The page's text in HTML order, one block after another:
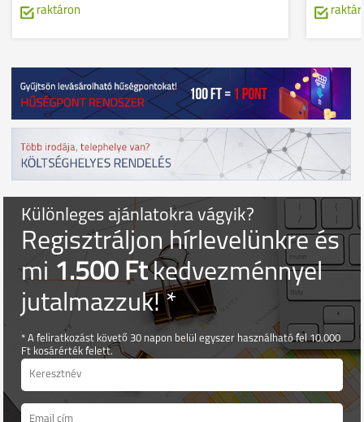
raktáron
Különleges ajánlatokra vágyik?
Regisztráljon hírlevelünkre és
mi1.500 Ftkedvezménnyel
jutalmazzuk! *
* A feliratkozást követő 30 napon belül egyszer használható fel 10.000
Ft kosárérték felett.